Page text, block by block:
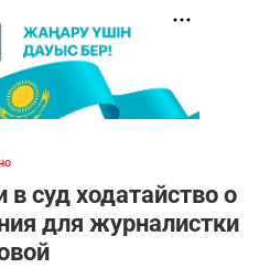
суд ходатайство о
для журналистки